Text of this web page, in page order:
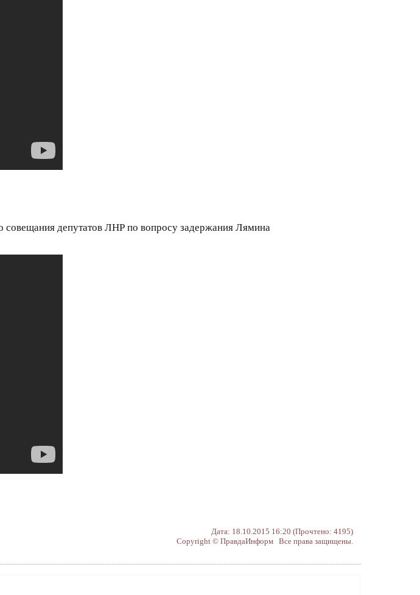
депутатов ЛНР по вопросу задержания Лямина
Дата: 18.10.2015 16:20 (Прочтено: 4195)
Copyright © ПравдаИнформ Все права защищены.